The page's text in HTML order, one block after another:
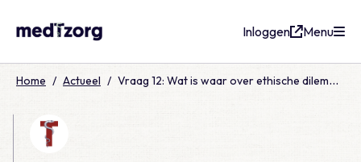
Inloggen Menu
Home / Actueel / Vraag 12: Wat is waar over ethische dilemma’s?